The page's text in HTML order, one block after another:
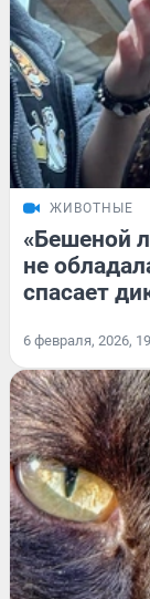
ЖИВОТНЫЕ
«Бешеной
не
спасает
6 февраля, 2026,